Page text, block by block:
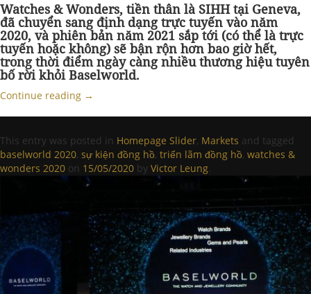
Watches & Wonders, tiền thân là SIHH tại Geneva,
đã chuyển sang định dạng trực tuyến vào năm
2020, và phiên bản năm 2021 sắp tới (có thể là trực
tuyến hoặc không) sẽ bận rộn hơn bao giờ hết,
trong thời điểm ngày càng nhiều thương hiệu tuyên
bố rời khỏi Baselworld.
Continue reading →
This entry was posted in Homepage Slider, Markets and tagged
baselworld 2020, sự kiện đồng hồ, triển lãm đồng hồ, watches &
wonders 2020 on 15/05/2020 by Victor Leung.